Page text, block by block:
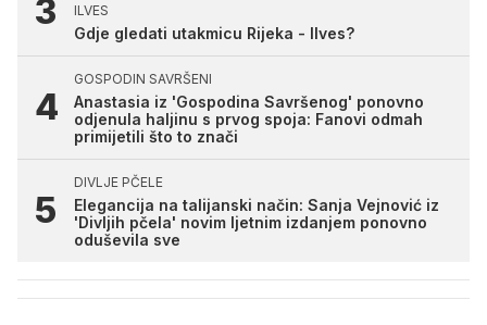
ILVES
Gdje gledati utakmicu Rijeka - Ilves?
GOSPODIN SAVRŠENI
Anastasia iz 'Gospodina Savršenog' ponovno
odjenula haljinu s prvog spoja: Fanovi odmah
primijetili što to znači
DIVLJE PČELE
Elegancija na talijanski način: Sanja Vejnović iz
'Divljih pčela' novim ljetnim izdanjem ponovno
oduševila sve